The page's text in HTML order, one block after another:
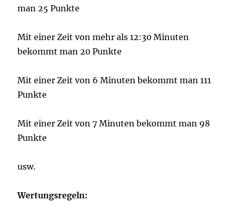
man 25 Punkte
Mit einer Zeit von mehr als 12:30 Minuten
bekommt man 20 Punkte
Mit einer Zeit von 6 Minuten bekommt man 111
Punkte
Mit einer Zeit von 7 Minuten bekommt man 98
Punkte
usw.
Wertungsregeln: